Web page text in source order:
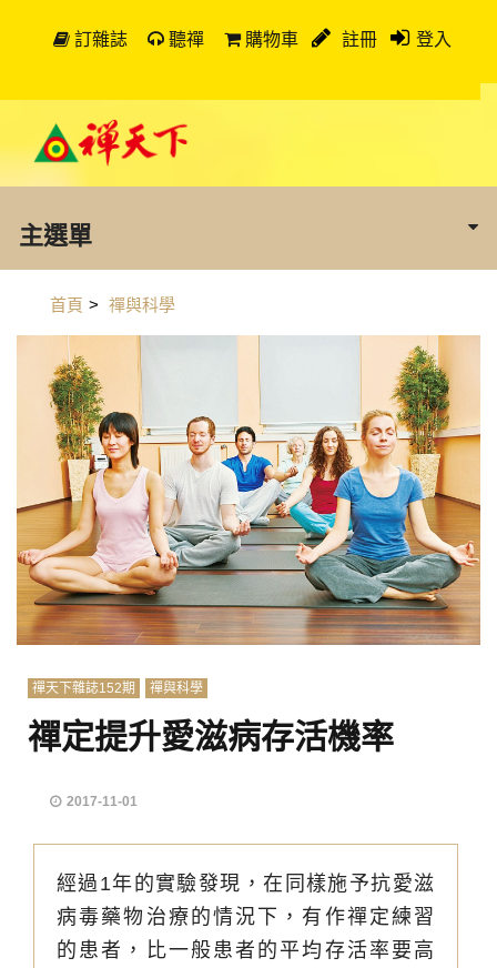
訂雜誌 聽禪 購物車 註冊 登入
主選單
首頁 > 禪與科學
禪天下雜誌152期 禪與科學
禪定提升愛滋病存活機率
2017-11-01
經過1年的實驗發現，在同樣施予抗愛滋
病毒藥物治療的情況下，有作禪定練習
的患者，比一般患者的平均存活率要高